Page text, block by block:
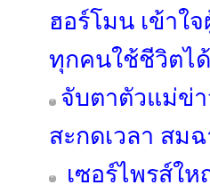
ฮอร์โมน เข้าใ
ทุกคนใช้ชีวิตไ
จับตาตัวแม่ข่
สะกดเวลา สม
เซอร์ไพรส์ใ